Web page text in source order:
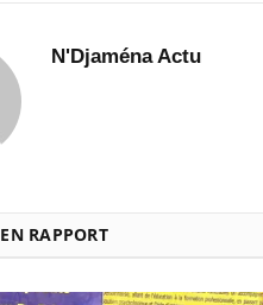
N'Djaména Actu
EN RAPPORT